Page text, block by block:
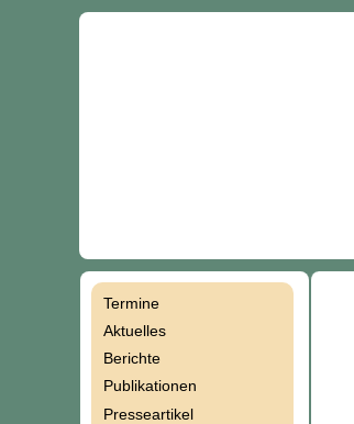
Termine
Aktuelles
Berichte
Publikationen
Presseartikel